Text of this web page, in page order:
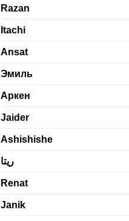
Razan
Itachi
Ansat
Эмиль
Аркен
Jaider
Ashishishe
ريتا
Renat
Janik